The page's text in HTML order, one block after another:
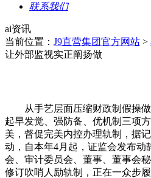
联系我们
ai资讯
当前位置： J9直营集团官方网站 >
让外部监视实正阐扬做
从手艺层面压缩财政制假操做
起早发觉、强防备、优机制三项
美，督促完美内控办理轨制，据
动，自本年4月起，证监会发布动
会、审计委员会、董事、董事会
修订吹哨人励轨制，正在一众步